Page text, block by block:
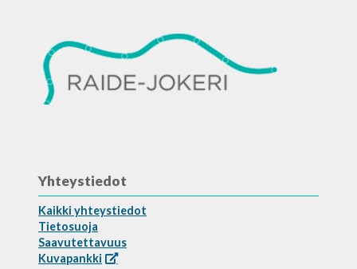
Yhteystiedot
Kaikki yhteystiedot
Tietosuoja
Saavutettavuus
Kuvapankki